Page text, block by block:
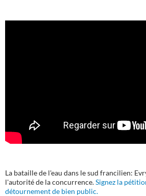
La bataille de l'eau dans le sud francilien:
l'autorité de la concurrence.Signez la
détournement de bien public.